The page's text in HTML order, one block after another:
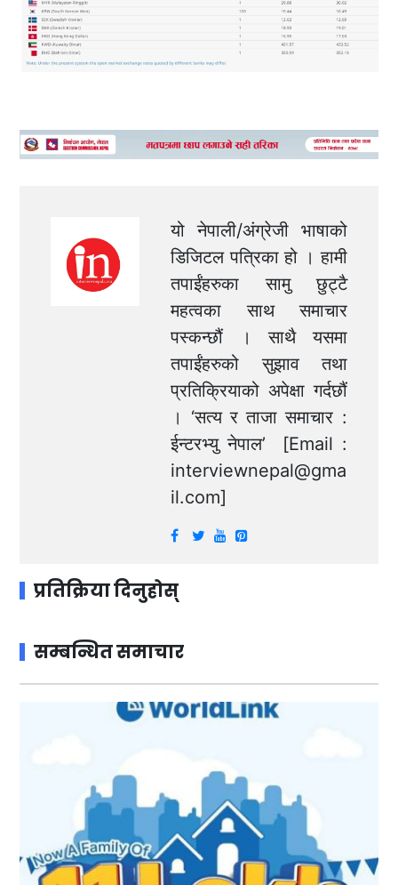
यो नेपाली/अंग्रेजी भाषाको
डिजिटल पत्रिका हो । हामी
तपाईंहरुका सामु छुट्टै
महत्वका साथ समाचार
पस्कन्छौं । साथै यसमा
तपाईंहरुको सुझाव तथा
प्रतिक्रियाको अपेक्षा गर्दछौं
। ‘सत्य र ताजा समाचार :
ईन्टरभ्यु नेपाल’ [Email :
interviewnepal@gma
il.com]
प्रतिक्रिया दिनुहोस्
सम्बन्धित समाचार